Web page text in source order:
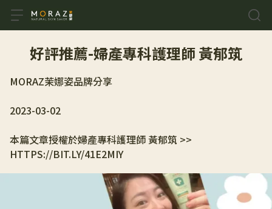
好評推薦-婦產專科護理師 黃郁筑
MORAZ茉娜姿品牌分享
2023-03-02
本篇文章授權於婦產專科護理師 黃郁筑 >>
HTTPS://BIT.LY/41E2MIY